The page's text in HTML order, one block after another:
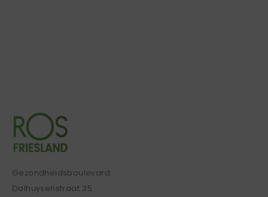
Gezondheidsboulevard
Dalhuysenstraat 35